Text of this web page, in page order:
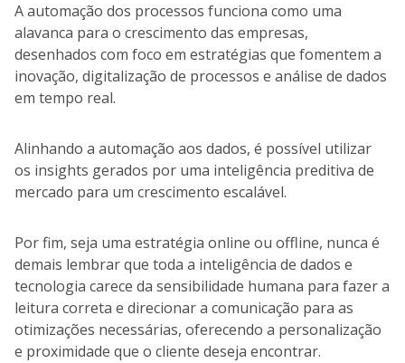
A automação dos processos funciona como uma
alavanca para o crescimento das empresas,
desenhados com foco em estratégias que fomentem a
inovação, digitalização de processos e análise de dados
em tempo real.
Alinhando a automação aos dados, é possível utilizar
os insights gerados por uma inteligência preditiva de
mercado para um crescimento escalável.
Por fim, seja uma estratégia online ou offline, nunca é
demais lembrar que toda a inteligência de dados e
tecnologia carece da sensibilidade humana para fazer a
leitura correta e direcionar a comunicação para as
otimizações necessárias, oferecendo a personalização
e proximidade que o cliente deseja encontrar.